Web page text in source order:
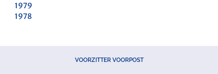
1979
1978
VOORZITTER VOORPOST